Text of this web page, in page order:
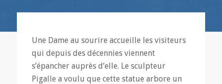
Une Dame au sourire accueille les visiteurs
qui depuis des décennies viennent
s’épancher auprès d’elle. Le sculpteur
Pigalle a voulu que cette statue arbore un